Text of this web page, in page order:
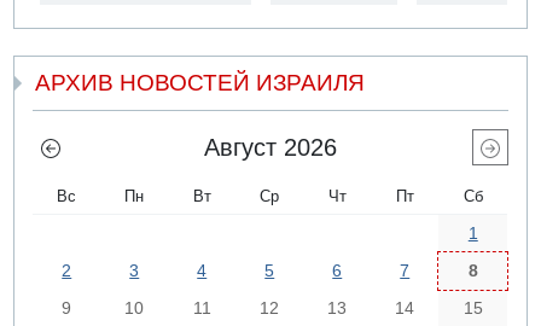
АРХИВ НОВОСТЕЙ ИЗРАИЛЯ
Август 2026
Вс Пн Вт Ср Чт Пт Сб
1
2
3 4 5 6 7
8
9
10 11 12 13 14
15